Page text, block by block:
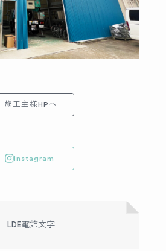
施工主様HPへ
Instagram
LDE電飾文字